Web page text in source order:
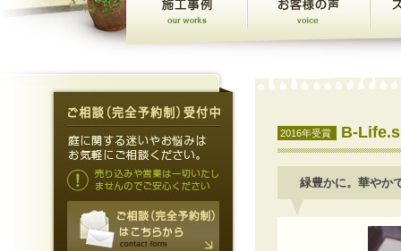
2016年受賞 B-
緑豊かに。華やか